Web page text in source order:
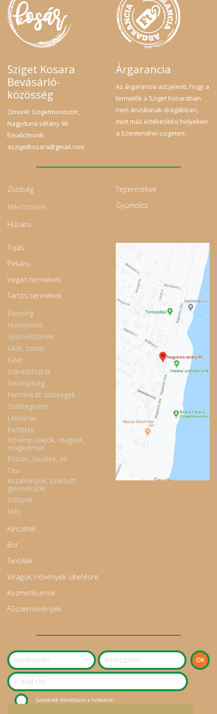
Sziget Kosara
Bevásárló-
közösség
Címünk: Szigetmonostor,
Nagyduna sétány 90.
Emailcímünk:
aszigetkosara@gmail.com
Árgarancia
Az árgarancia azt jelenti, hogy a
termelők a Sziget Kosarában
nem árusítanak drágábban,
mint más értékesítési helyeken
a Szentendrei-szigeten.
Zöldség
Mikrózöldek
Húsáru
Tejtermékek
Gyümölcs
Tojás
Pékáru
Vegán termékek
Tartós termékek
Édesség
Hüvelyesek
Gyümölcslevek
Likőr, szirup
Kávé
Száraztészták
Savanyúság
Fermentált zöldségek
Zöldségkrém
Lekvárok
Befőttek
Növényi olajok, magvak,
magkrémek
Fűszer, ízesítés, só
Tea
Aszalványok, szárított
gyümölcsök
Szörpök
Méz
Készétel
Bor
Textilíák
Virágok, növények ültetésre
Kozmetikumok
Fűszernövények
Szeretnék feliratkozni a hírlevélre.